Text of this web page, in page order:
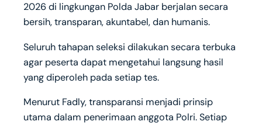
2026 di lingkungan Polda Jabar berjalan secara
bersih, transparan, akuntabel, dan humanis.
Seluruh tahapan seleksi dilakukan secara terbuka
agar peserta dapat mengetahui langsung hasil
yang diperoleh pada setiap tes.
Menurut Fadly, transparansi menjadi prinsip
utama dalam penerimaan anggota Polri. Setiap